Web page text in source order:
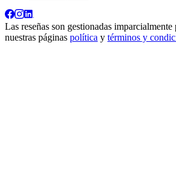
Las reseñas son gestionadas imparcialmente
nuestras páginas política y términos y